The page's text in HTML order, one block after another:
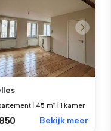
45 m² 1 kamer
Bekijk meer